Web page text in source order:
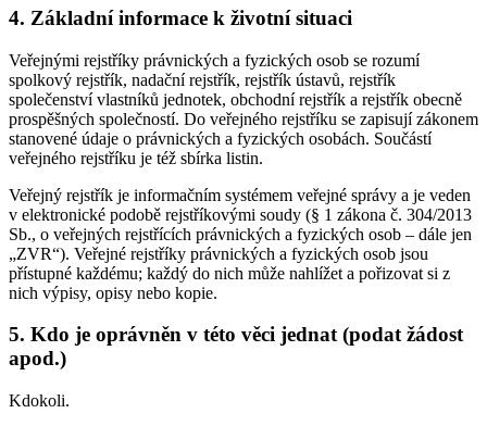
4. Základní informace k životní situaci
Veřejnými rejstříky právnických a fyzických osob se rozumí
spolkový rejstřík, nadační rejstřík, rejstřík ústavů, rejstřík
společenství vlastníků jednotek, obchodní rejstřík a rejstřík obecně
prospěšných společností. Do veřejného rejstříku se zapisují zákonem
stanovené údaje o právnických a fyzických osobách. Součástí
veřejného rejstříku je též sbírka listin.
Veřejný rejstřík je informačním systémem veřejné správy a je veden
v elektronické podobě rejstříkovými soudy (§ 1 zákona č. 304/2013
Sb., o veřejných rejstřících právnických a fyzických osob – dále jen
„ZVR“). Veřejné rejstříky právnických a fyzických osob jsou
přístupné každému; každý do nich může nahlížet a pořizovat si z
nich výpisy, opisy nebo kopie.
5. Kdo je oprávněn v této věci jednat (podat žádost
apod.)
Kdokoli.